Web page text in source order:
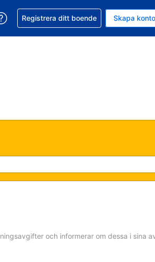
valuta är Amerikanska dollar
Ditt nuvarande språk är Svenska
Få hjälp med din bokning
Registrera ditt boende Skapa konto
och informerar om dessa i sina